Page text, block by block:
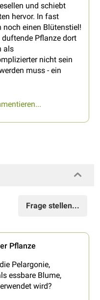
und schiebt
hervor. In fast
einen Blütenstiel!
Pflanze dort
als
nicht sein
muss - ein
Frage stellen...
Pflanze
Pelargonie,
essbare Blume,
wird?